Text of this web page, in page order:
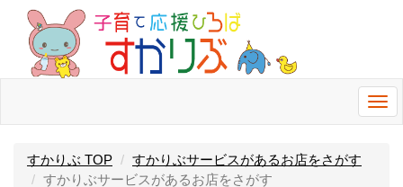
すかりぶ TOP
すかりぶサービスがあるお店をさがす
すかりぶサービスがあるお店をさがす